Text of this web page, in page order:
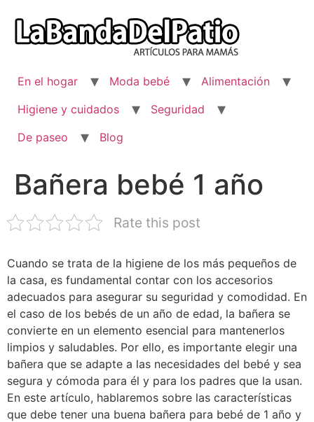
contenido
En el hogar Moda bebé
Alimentación
Higiene y cuidados
Seguridad
De paseo
Blog
Bañera bebé 1 año
Rate this post
Cuando se trata de la higiene de los más pequeños de
la casa, es fundamental contar con los accesorios
adecuados para asegurar su seguridad y comodidad. En
el caso de los bebés de un año de edad, la bañera se
convierte en un elemento esencial para mantenerlos
limpios y saludables. Por ello, es importante elegir una
bañera que se adapte a las necesidades del bebé y sea
segura y cómoda para él y para los padres que la usan.
En este artículo, hablaremos sobre las características
que debe tener una buena bañera para bebé de 1 año y